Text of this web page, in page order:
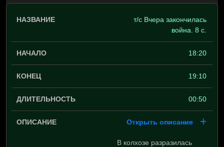
т/с Вчера закончилась
война. 8 с.
18:20
19:10
00:50
Открыть описание
В колхозе разразилась